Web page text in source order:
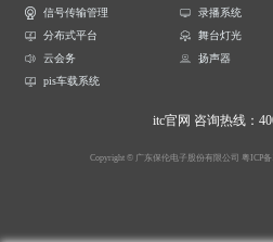
信号传输管理
录播系统
分布式平台
舞台灯光
云会务
扬声器
pis车载系统
itc官网 咨询热线：
Copyright © 广东保伦电子股份有限公司 粤ICP备